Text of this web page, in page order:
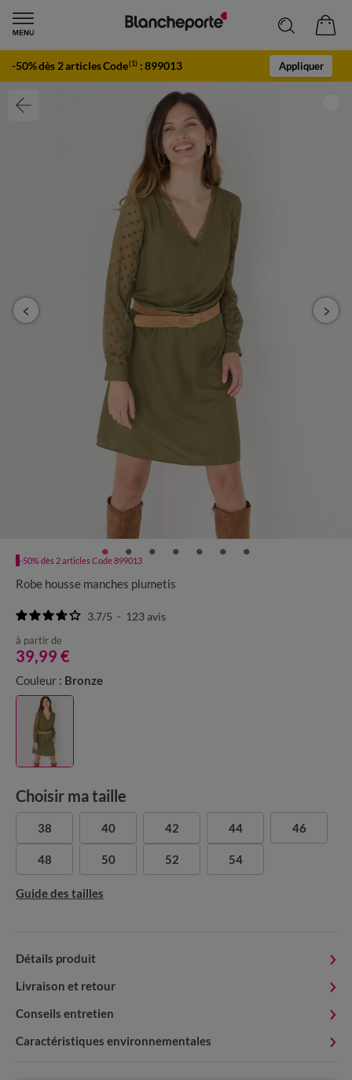
-50% dès 2 articles Code(1) :899013 Appliquer
-50% dès 2 articles Code 899013
Robe housse manches plumetis
3.7/5 - 123avis
à partir de
39,99 €
Couleur : Bronze
Choisir ma taille
38 40 42 44 46
48 50 52 54
Guide des tailles
Détails produit
Livraison et retour
Conseils entretien
Caractéristiques environnementales